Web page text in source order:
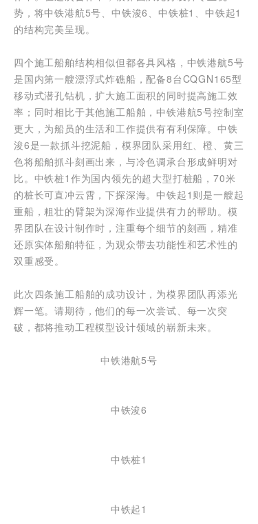
势，将中铁港航5号、中铁浚6、中铁桩1、中铁起1
的结构完美呈现。
四个施工船舶结构相似但都各具风格，中铁港航5号
是国内第一艘漂浮式炸礁船，配备8台CQGN165型
移动式潜孔钻机，扩大施工面积的同时提高施工效
率；同时相比于其他施工船舶，中铁港航5号控制室
更大，为船员的生活和工作提供有有利保障。中铁
浚6是一款抓斗挖泥船，模界团队采用红、橙、黄三
色将船舶抓斗刻画出来，与冷色调承台形成鲜明对
比。中铁桩1作为国内领先的超大型打桩船，70米
的桩长可直冲云霄，下探深海。中铁起1则是一艘起
重船，粗壮的臂架为深海作业提供有力的帮助。模
界团队在设计制作时，注重每个细节的刻画，精准
还原实体船舶特征，为观众带去功能性和艺术性的
双重感受。
此次四条施工船舶的成功设计，为模界团队再添光
辉一笔。请期待，他们的每一次尝试、每一次突
破，都将推动工程模型设计领域的崭新未来。
中铁港航5号
中铁浚6
中铁桩1
中铁起1